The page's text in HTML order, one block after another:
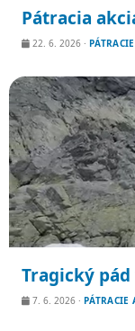
Pátracia
22. 6. 2026 ·
Tragický
7. 6. 2026 · PÁTRACIE